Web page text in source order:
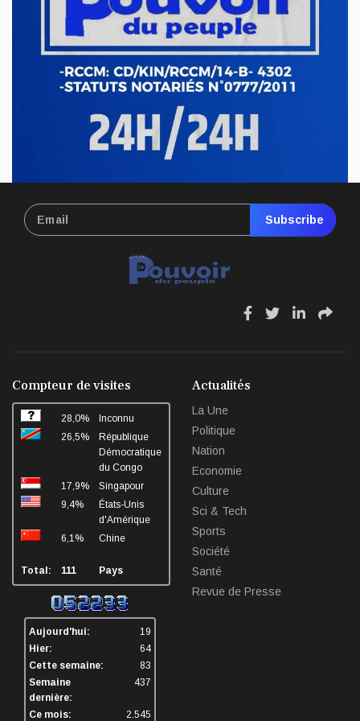
l’exploitation illégale de l’or à Mahagi
Avr 21, 2026
ECONOMIE & FINANCES
RDC : hausse du prix de carburant,
nouvelle pression sur le pouvoir d’achat
Subscribe
fa
fa
fa
fa
Compteur de visites
28,0%
Inconnu
26,5%
République
Démocratique
du Congo
17,9%
Singapour
9,4%
États-Unis
d'Amérique
6,1%
Chine
Total: 111 Pays
Aujourd'hui:
19
Hier:
64
Cette semaine:
83
Semaine
dernière:
437
Ce mois: 2.545
Actualités
La Une
Politique
Nation
Economie
Culture
Sci & Tech
Sports
Société
Santé
Revue de Presse